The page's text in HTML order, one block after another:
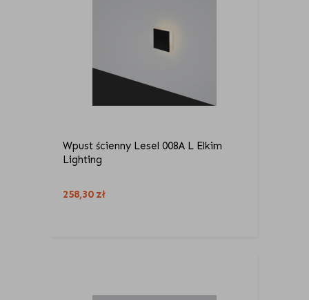
Wpust ścienny Lesel 008A L Elkim
Lighting
258,30 zł